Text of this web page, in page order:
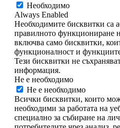
Необходимо
Always Enabled
Необходимите бисквитки са
правилното функциониране
включва само бисквитки,
функционалност и
Тези бисквитки не
информация.
Не е необходимо
Не е необходимо
Всички бисквитки, които
необходими за работата на
специално за събиране на